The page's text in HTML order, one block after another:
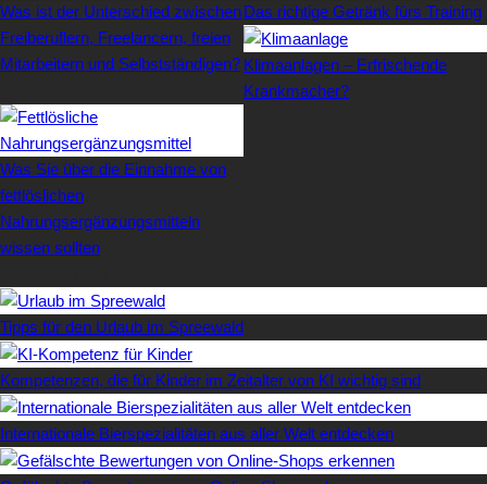
Was ist der Unterschied zwischen
Freiberuflern, Freelancern, freien
Mitarbeitern und Selbstständigen?
Das richtige Getränk fürs Training
Klimaanlagen – Erfrischende
Krankmacher?
Was Sie über die Einnahme von
fettlöslichen
Nahrungsergänzungsmitteln
wissen sollten
Tipps für den Urlaub im Spreewald
Kompetenzen, die für Kinder im Zeitalter von KI wichtig sind
Internationale Bierspezialitäten aus aller Welt entdecken